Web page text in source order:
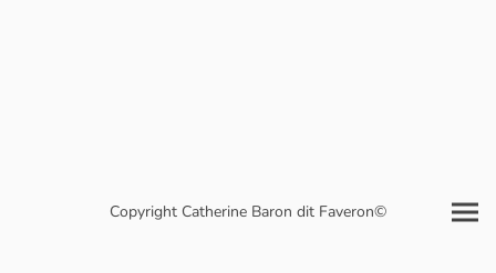
Copyright Catherine Baron dit Faveron©